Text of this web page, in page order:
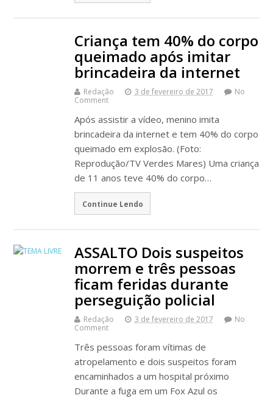
Criança tem 40% do corpo
queimado após imitar
brincadeira da internet
Redação 3 de fevereiro de 2017
No
Comment
Após assistir a vídeo, menino imita
brincadeira da internet e tem 40% do corpo
queimado em explosão. (Foto:
Reprodução/TV Verdes Mares) Uma criança
de 11 anos teve 40% do corpo…
Continue Lendo
ASSALTO Dois suspeitos
morrem e três pessoas
ficam feridas durante
perseguição policial
Redação 3 de fevereiro de 2017
No
Comment
Três pessoas foram vítimas de
atropelamento e dois suspeitos foram
encaminhados a um hospital próximo
Durante a fuga em um Fox Azul os